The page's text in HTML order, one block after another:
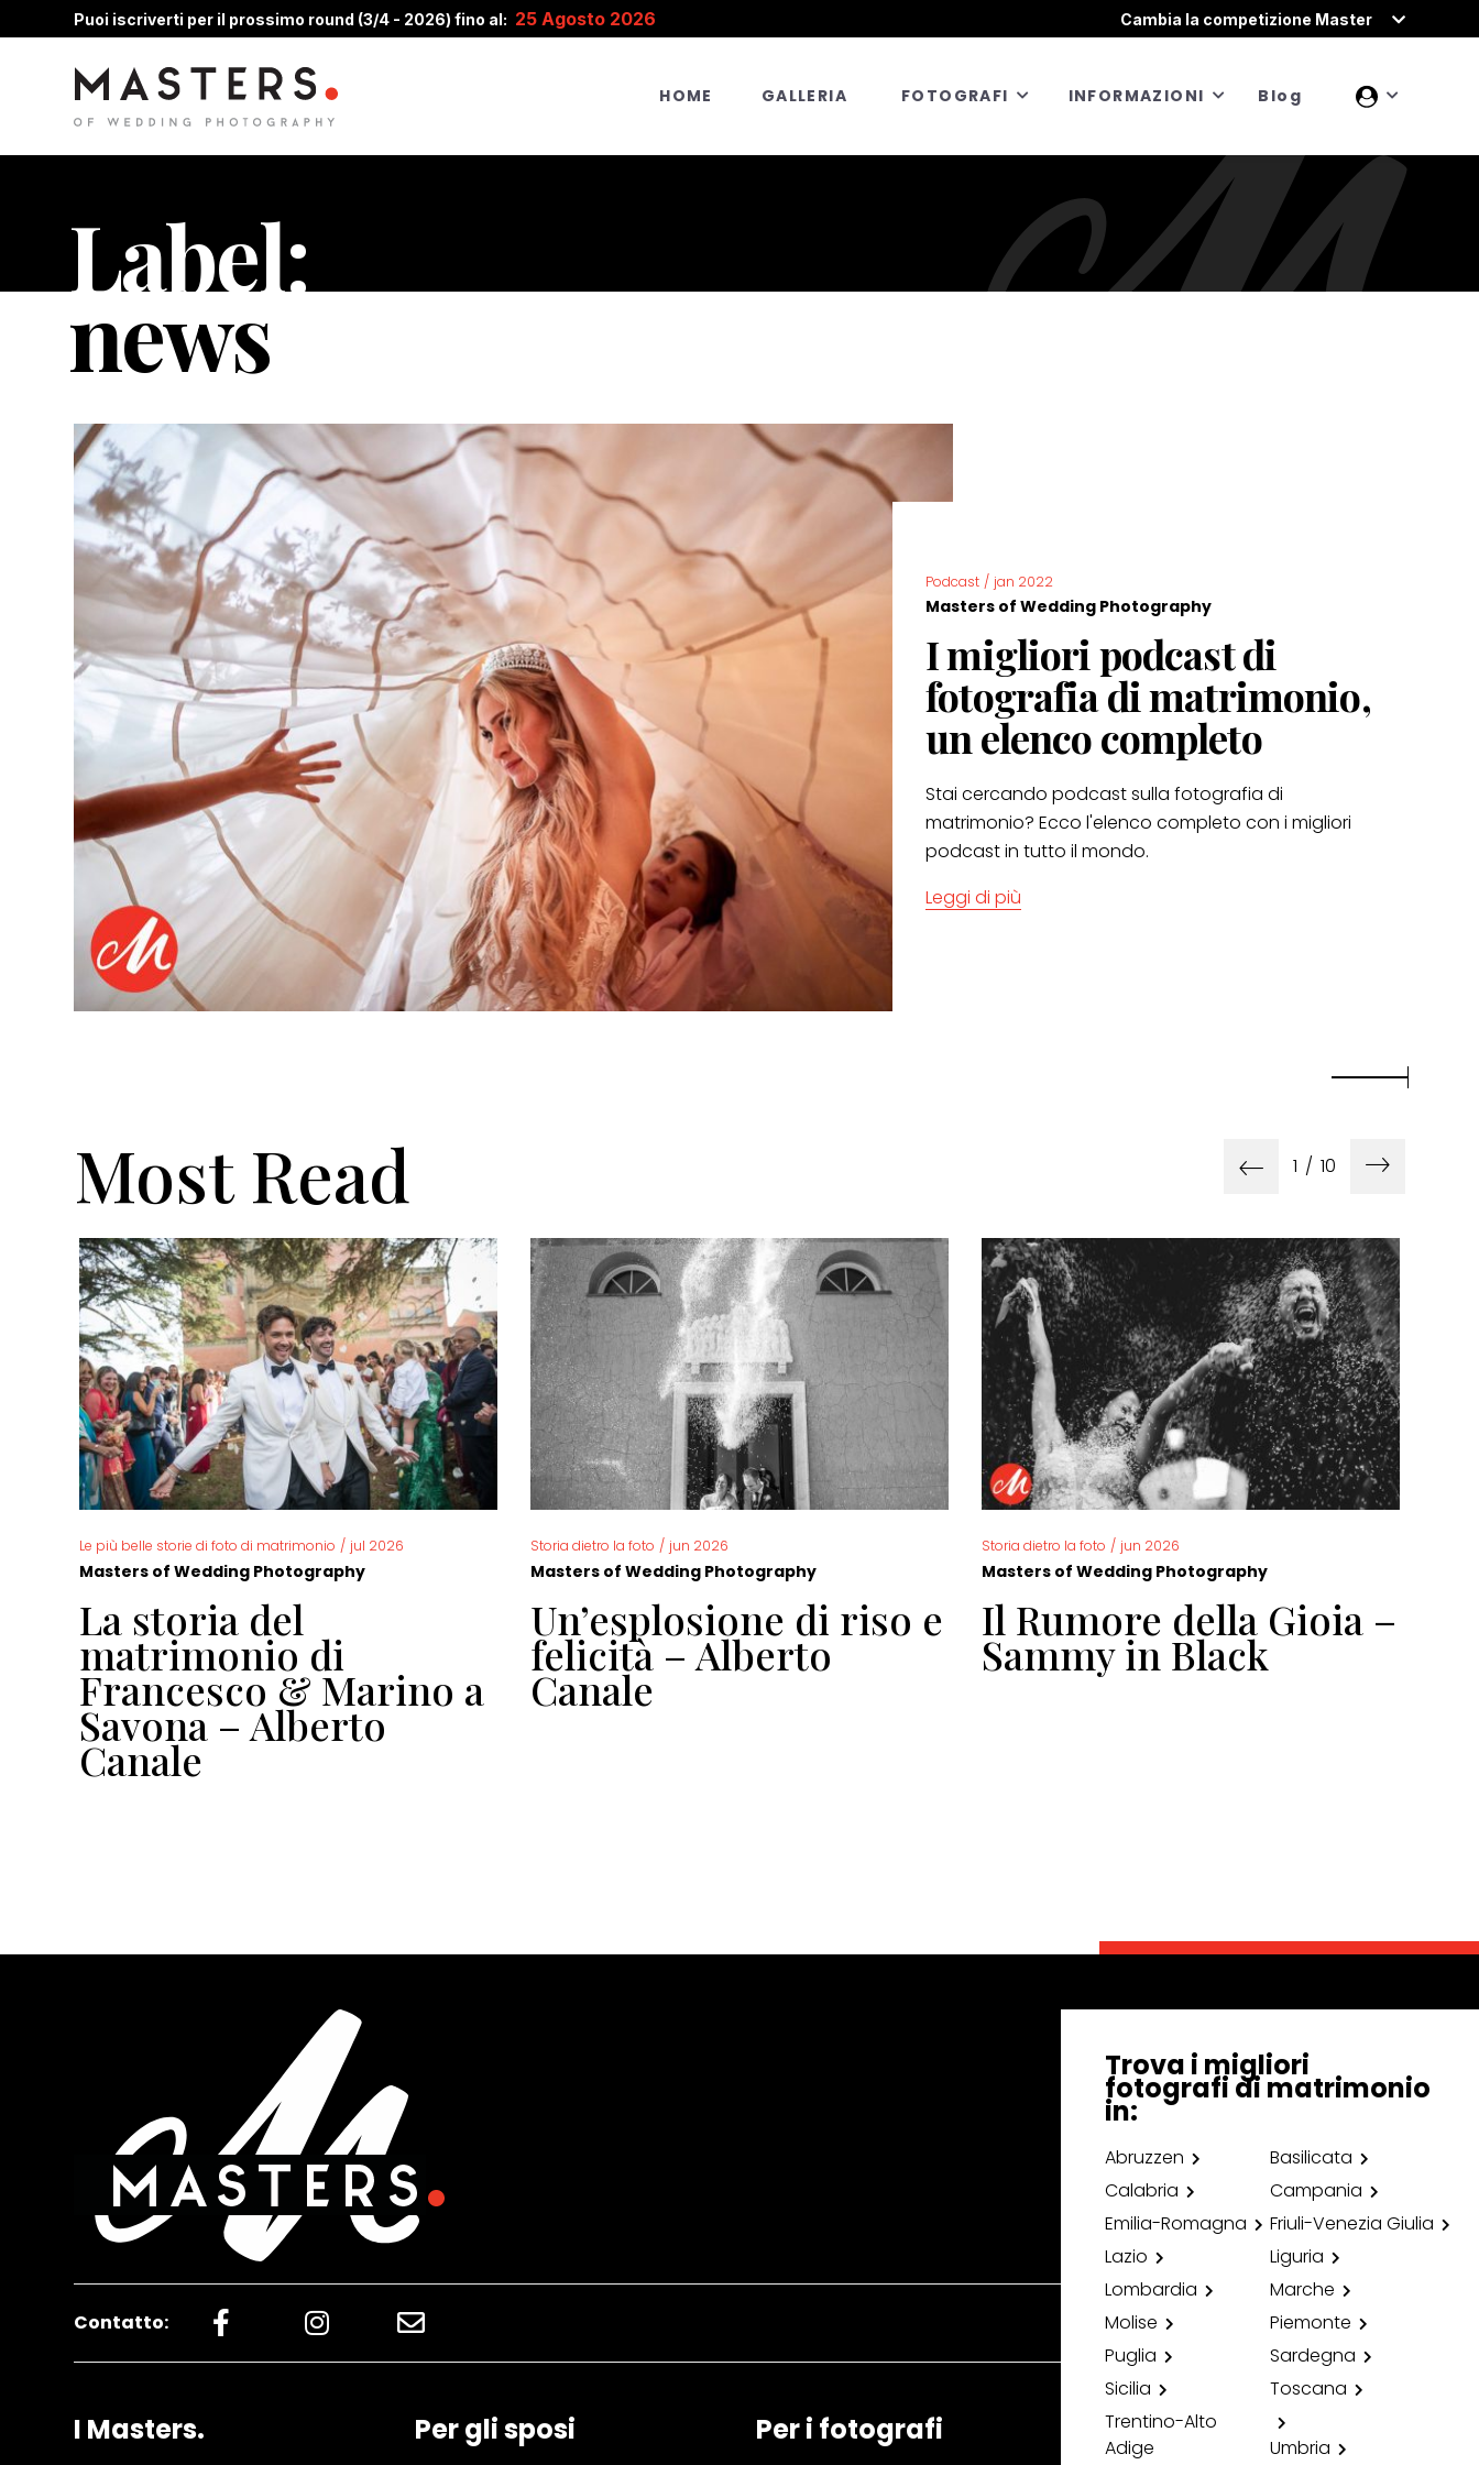
Puoi iscriverti per il prossimo round (3/4 - 2026) fino al: 25 Agosto 2026 Cambia la competizione Master
HOME GALLERIA FOTOGRAFI INFORMAZIONI Blog
Label:
news
Podcast / jan 2022
Masters of Wedding Photography
I migliori podcast di
fotografia di matrimonio,
un elenco completo
Stai cercando podcast sulla fotografia di
matrimonio? Ecco l'elenco completo con i migliori
podcast in tutto il mondo.
Leggi di più
Most Read
Le più belle storie di foto di matrimonio / jul 2026
Masters of Wedding Photography
La storia del
matrimonio di
Francesco & Marino a
Savona – Alberto
Canale
Storia dietro la foto / jun 2026
Masters of Wedding Photography
Un’esplosione di riso e
felicità – Alberto
Canale
Storia dietro la foto / jun 2026
Masters of Wedding Photography
Il Rumore della Gioia –
Sammy in Black
1 / 10
Contatto:
I Masters. Per gli sposi Per i fotografi
Trova i migliori
fotografi di matrimonio
in:
Abruzzen
Basilicata
Calabria
Campania
Emilia-Romagna
Friuli-Venezia Giulia
Lazio
Liguria
Lombardia
Marche
Molise
Piemonte
Puglia
Sardegna
Sicilia
Toscana
Trentino-Alto
Adige
Umbria